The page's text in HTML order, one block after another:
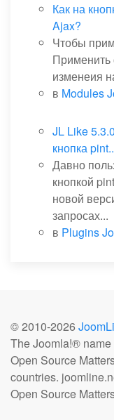
Как на
Ajax?
Чтобы
Применить
изменеия
в Modules
JL Like
кнопка
Давно
кнопкой
новой
запросах...
в Plugins
© 2010-2026
The Joomla!®
Open Source
countries.
Open Source